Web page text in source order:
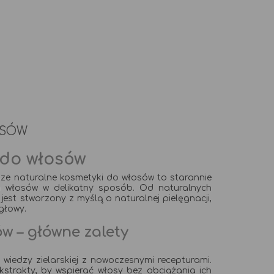
włosów
naturalne kosmetyki do włosów to starannie
włosów w delikatny sposób. Od naturalnych
stworzony z myślą o naturalnej pielęgnacji,
– główne zalety
zielarskiej z nowoczesnymi recepturami.
by wspierać włosy bez obciążania ich